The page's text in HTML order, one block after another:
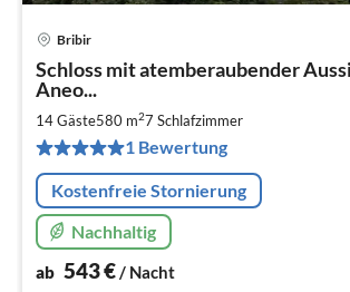
Bribir
Schloss mit atemberaubender
Aneo...
14 Gäste580 m27 Schlafzimmer
1 Bewertung
Kostenfreie Stornierung
Nachhaltig
ab 543€/ Nacht